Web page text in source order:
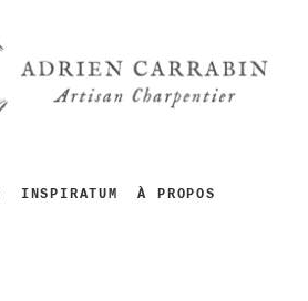
INSPIRATUM À PROPOS